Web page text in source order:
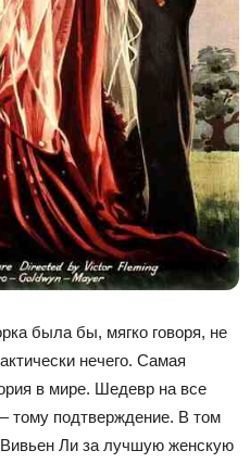
была бы, мягко говоря, не
нечего. Самая
в мире. Шедевр на все
тому подтверждение. В том
Ли за лучшую женскую